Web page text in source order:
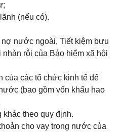
(nếu có).
nợ nước ngoài, Tiết kiệm bưu
rỗi của Bảo hiểm xã hội
của các tổ chức kinh tế để
(bao gồm vốn khấu hao
khác theo quy định.
cho vay trong nước của